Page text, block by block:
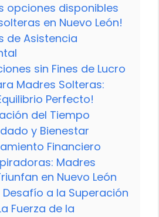
opciones disponibles
en Nuevo León!
de Asistencia
sin Fines de Lucro
Madres Solteras:
Perfecto!
del Tiempo
y Bienestar
Financiero
Madres
en Nuevo León
Desafío a la Superación
Fuerza de la